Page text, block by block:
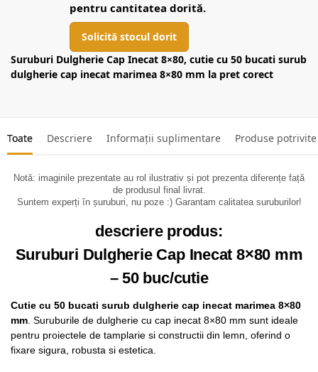
pentru cantitatea dorită.
Solicită stocul dorit
Suruburi Dulgherie Cap Inecat 8×80, cutie cu 50 bucati surub
dulgherie cap inecat marimea 8×80 mm la pret corect
Toate Descriere Informații suplimentare Produse potrivite
Notă: imaginile prezentate au rol ilustrativ și pot prezenta diferențe față
de produsul final livrat.
Suntem experți în șuruburi, nu poze :) Garantam calitatea suruburilor!
descriere produs:
Suruburi Dulgherie Cap Inecat 8×80 mm
– 50 buc/cutie
Cutie cu 50 bucati surub dulgherie cap inecat marimea 8×80
mm . Suruburile de dulgherie cu cap inecat 8×80 mm sunt ideale
pentru proiectele de tamplarie si constructii din lemn, oferind o
fixare sigura, robusta si estetica.